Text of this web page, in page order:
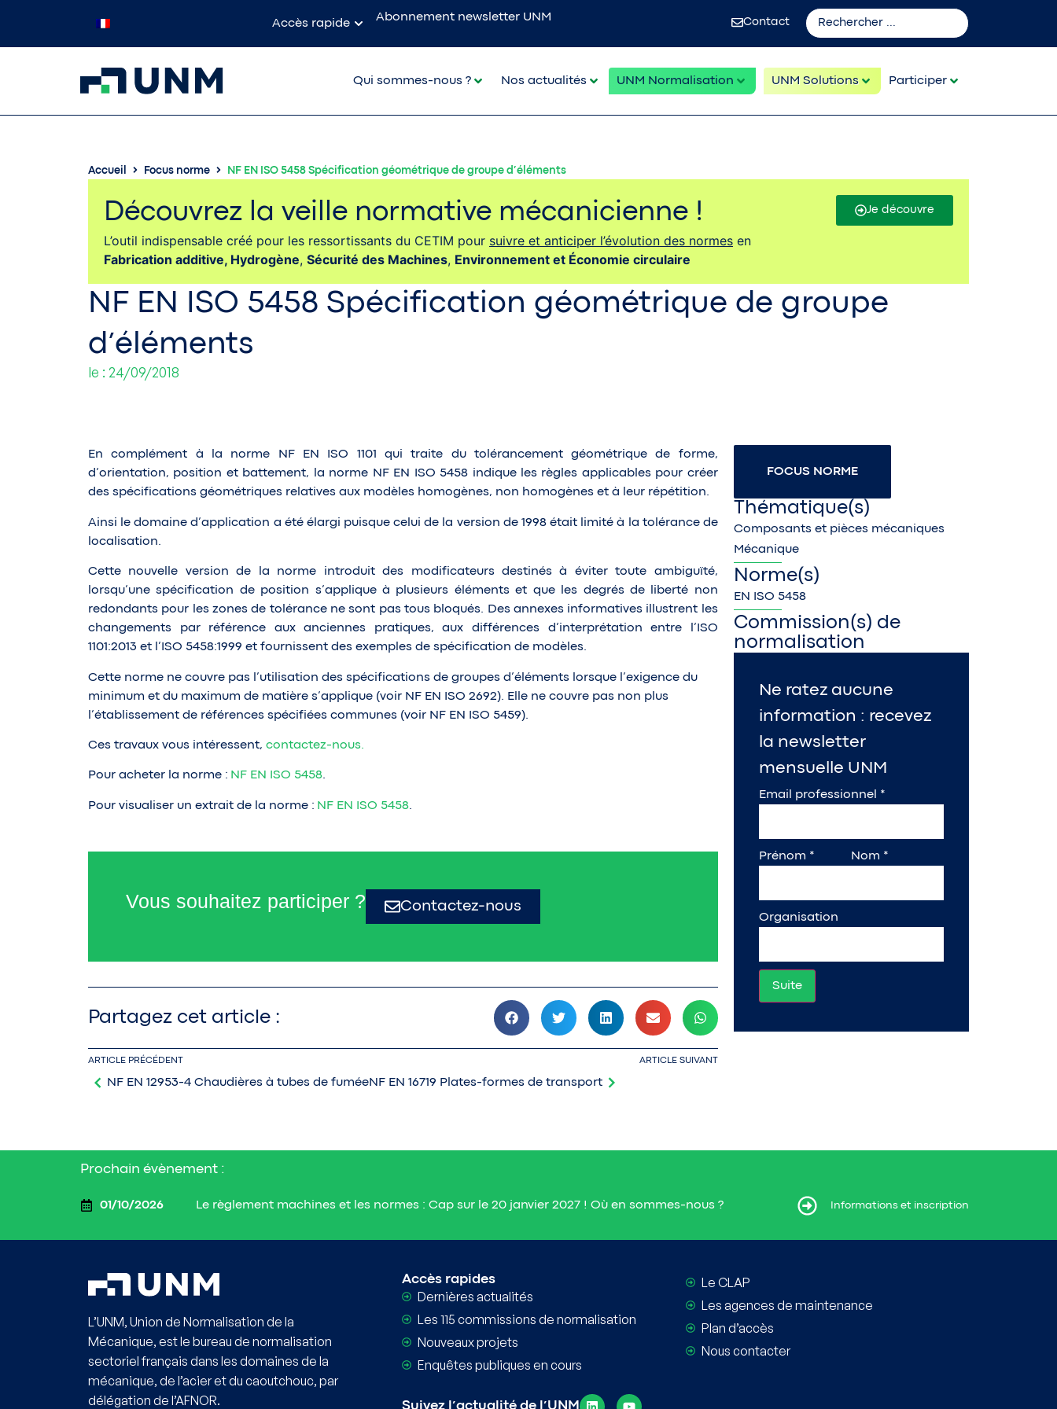
Accès rapide
Abonnement newsletter UNM Contact
Qui sommes-nous ? Nos actualités UNM Normalisation UNM Solutions Participer
Accueil Focus norme NF EN ISO 5458 Spécification géométrique de groupe d’éléments
Découvrez la veille normative mécanicienne !
L’outil indispensable créé pour les ressortissants du CETIM pour suivre et anticiper l’évolution des normes en
Fabrication additive, Hydrogène, Sécurité des Machines, Environnement et Économie circulaire
Je découvre
NF EN ISO 5458 Spécification géométrique de groupe
d’éléments
le : 24/09/2018
En complément à la norme NF EN ISO 1101 qui traite du tolérancement géométrique de forme,
d’orientation, position et battement, la norme NF EN ISO 5458 indique les règles applicables pour créer
des spécifications géométriques relatives aux modèles homogènes, non homogènes et à leur répétition.
Ainsi le domaine d’application a été élargi puisque celui de la version de 1998 était limité à la tolérance de
localisation.
Cette nouvelle version de la norme introduit des modificateurs destinés à éviter toute ambiguïté,
lorsqu’une spécification de position s’applique à plusieurs éléments et que les degrés de liberté non
redondants pour les zones de tolérance ne sont pas tous bloqués. Des annexes informatives illustrent les
changements par référence aux anciennes pratiques, aux différences d’interprétation entre l’ISO
1101:2013 et l’ISO 5458:1999 et fournissent des exemples de spécification de modèles.
Cette norme ne couvre pas l’utilisation des spécifications de groupes d’éléments lorsque l’exigence du
minimum et du maximum de matière s’applique (voir NF EN ISO 2692). Elle ne couvre pas non plus
l’établissement de références spécifiées communes (voir NF EN ISO 5459).
Ces travaux vous intéressent, contactez-nous.
Pour acheter la norme : NF EN ISO 5458.
Pour visualiser un extrait de la norme : NF EN ISO 5458.
Vous souhaitez participer ? Contactez-nous
Partagez cet article :
ARTICLE PRÉCÉDENT ARTICLE SUIVANT
NF EN 12953-4 Chaudières à tubes de fuméeNF EN 16719 Plates-formes de transport
FOCUS NORME
Thématique(s)
Composants et pièces mécaniques
Mécanique
Norme(s)
EN ISO 5458
Commission(s) de
normalisation
Ne ratez aucune
information : recevez
la newsletter
mensuelle UNM
Email professionnel *
Prénom * Nom *
Organisation
Suite
Prochain évènement :
01/10/2026 Le règlement machines et les normes : Cap sur le 20 janvier 2027 ! Où en sommes-nous ? Informations et inscription
Informations et inscription
L’UNM, Union de Normalisation de la
Mécanique, est le bureau de normalisation
sectoriel français dans les domaines de la
mécanique, de l’acier et du caoutchouc, par
délégation de l’AFNOR.
Accès rapides
Dernières actualités
Les 115 commissions de normalisation
Nouveaux projets
Enquêtes publiques en cours
Le CLAP
Les agences de maintenance
Plan d’accès
Nous contacter
Suivez l’actualité de l’UNM